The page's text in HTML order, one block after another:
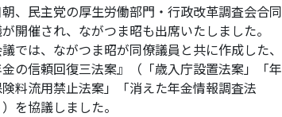
、民主党の厚生労働部門・行政改革調査会合同
開催され、ながつま昭も出席いたしました。
では、ながつま昭が同僚議員と共に作成した、
金の信頼回復三法案』（「歳入庁設置法案」「年
料流用禁止法案」「消えた年金情報調査法
を協議しました。